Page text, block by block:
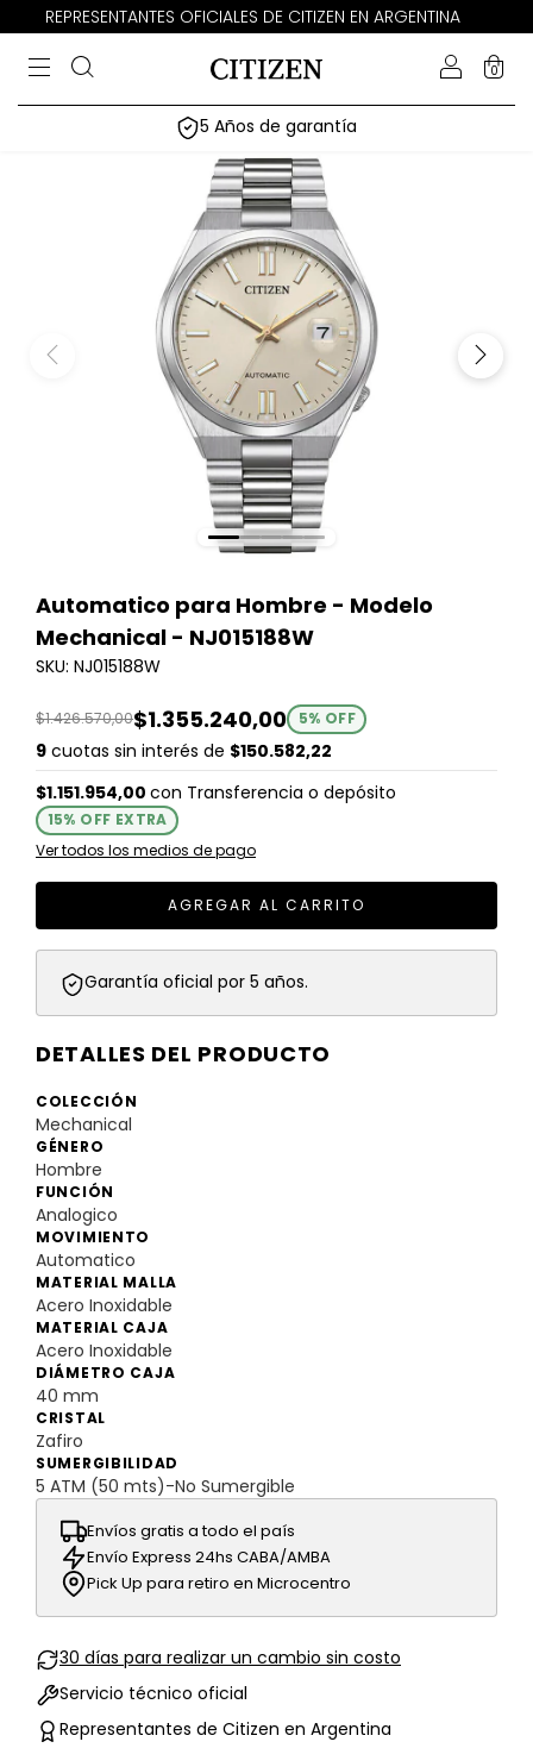
REPRESENTANTES OFICIALES DE CITIZEN EN ARGENTINA
0
5 Años de garantía
Automatico para Hombre - Modelo
Mechanical - NJ015188W
SKU: NJ015188W
$1.426.570,00$1.355.240,00 5% OFF
9 cuotas sin interés de $150.582,22
$1.151.954,00 con Transferencia o depósito
15% OFF EXTRA
Ver todos los medios de pago
Garantía oficial por 5 años.
DETALLES DEL PRODUCTO
COLECCIÓN
Mechanical
GÉNERO
Hombre
FUNCIÓN
Analogico
MOVIMIENTO
Automatico
MATERIAL MALLA
Acero Inoxidable
MATERIAL CAJA
Acero Inoxidable
DIÁMETRO CAJA
40 mm
CRISTAL
Zafiro
SUMERGIBILIDAD
5 ATM (50 mts)-No Sumergible
Envíos gratis a todo el país
Envío Express 24hs CABA/AMBA
Pick Up para retiro en Microcentro
30 días para realizar un cambio sin costo
Servicio técnico oficial
Representantes de Citizen en Argentina